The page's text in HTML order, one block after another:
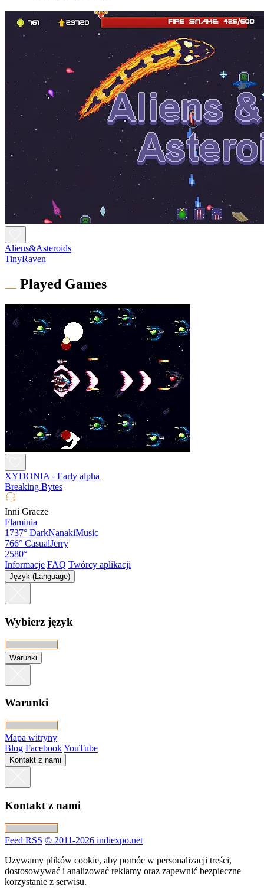
Aliens&Asteroids
TinyRaven
Played Games
XYDONIA - Early alpha
Breaking Bytes
Inni Gracze
Flaminia
1737° DarkNanakiMusic
766° CasualJerry
2580°
Informacje FAQ Twórcy aplikacji
Język (Language)
Wybierz język
Warunki
Warunki
Mapa witryny
Blog FacebookYouTube
Kontakt z nami
Kontakt z nami
Feed RSS © 2011-2026 indiexpo.net
Używamy plików cookie, aby pomóc w personalizacji treści,
dostosowywać i analizować reklamy oraz zapewnić bezpieczne
korzystanie z serwisu.